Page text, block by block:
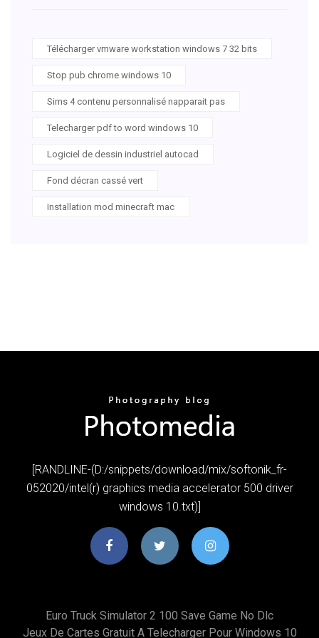
Télécharger vmware workstation windows 7 32 bits
Stop pub chrome windows 10
Sims 4 contenu personnalisé napparait pas
Telecharger pdf to word windows 10
Logiciel de dessin industriel autocad
Fond décran cassé vert
Installation mod minecraft mac
[RANDLINE-(D:/snippets/download/mix/softonik_fr-
052020/intel(r) graphics media accelerator 500 driver
windows 10.txt)]
Euro Truck Simulator 2 100 Save Game No Dlc
Jeux De Cartes Gratuit A Telecharger Pour Windows 10